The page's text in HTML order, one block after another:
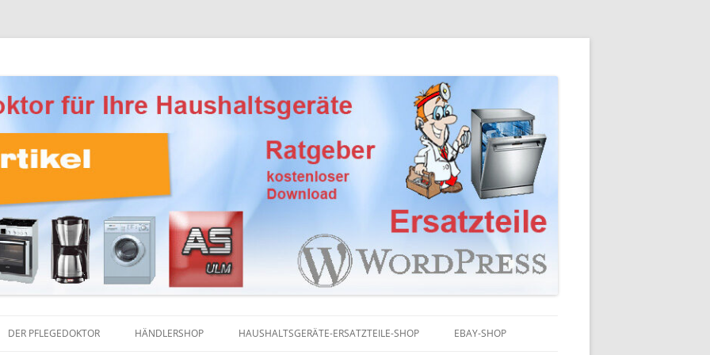
Haushaltsgeräte
DER PFLEGEDOKTOR HÄNDLERSHOP HAUSHALTSGERÄTE-ERSATZTEILE-SHOP EBAY-SHOP